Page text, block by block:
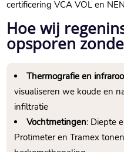
certificering VCA VOL en
Hoe wij
opsporen
Thermografie en
visualiseren we koude en
infiltratie
Vochtmetingen: Diepte
Protimeter en Tramex